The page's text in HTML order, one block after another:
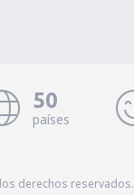
50
países
derechos reservados.